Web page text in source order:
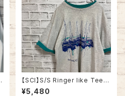
【SCI】S/S Ringer like Tee X
L 90s Made in USA vintage
¥5,480